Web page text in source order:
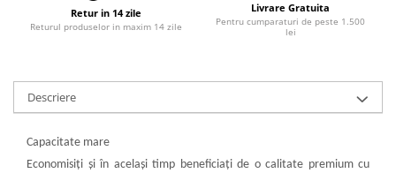
PC Gaming
All-in-One PC
Mini PC
Monitoare
Monitoare LED
Retur in 14 zile
Returul produselor in maxim 14 zile
Livrare Gratuita
Pentru cumparaturi de peste 1.500
lei
Descriere
Capacitate mare
Economisiţi şi în acelaşi timp beneficiaţi de o calitate premium cu